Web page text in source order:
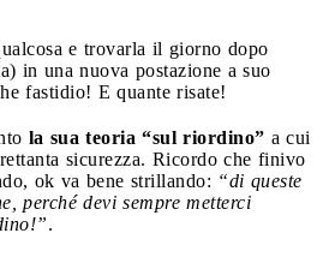
e trovarla il giorno dopo
in una nuova postazione a suo
fastidio! E quante risate!
la sua teoria “sul riordino” a cui
sicurezza. Ricordo che finivo
ok va bene strillando: “di queste
perché devi sempre metterci
.